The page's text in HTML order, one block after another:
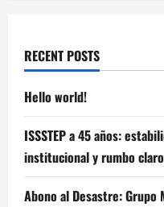
RECENT POSTS
Hello world!
ISSSTEP a 45 años:
institucional y rumbo
Abono al Desastre: